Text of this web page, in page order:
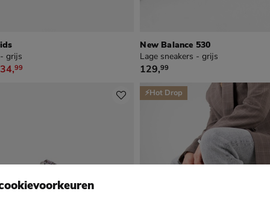
grijs
vanaf € 34,99
34,99
New Balance 530
Lage sneakers - grijs
€ 129,99
129,99
⚡Hot Drop